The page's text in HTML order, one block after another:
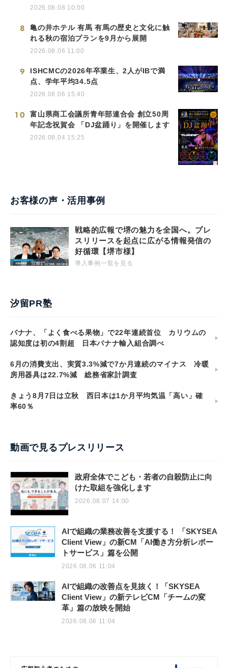
2026.08.08 10:00
8
亀の井ホテル 有馬 有馬の歴史と文化に触
れる秋の宿泊プランを9月から展開
2026.08.06 11:00
9
ISHCMCの2026年卒業生、2人がIBで満
点、学年平均34.5点
2026.08.06 15:40
10
富山県商工会議所青年部連合会 創立50周
年記念祝賀会 「DJ盆踊り」を開催します
2026.08.04 15:25
お客様の声・活用事例
戦略的広報で堺の魅力を全国へ。プレ
スリリースを起点に広がる情報発信の
好循環【堺市様】
導入事例一覧を見る
汐留PR塾
バナナ、「よく食べる果物」で22年連続首位 カリウムの
認知度は初の4割超 日本バナナ輸入組合調べ
6月の消費支出、実質3.3%減で7か月連続のマイナス 冷暖
房用器具は22.7%減 総務省家計調査
きょう8月7日は立秋 西日本は1か月平均気温「高い」確
率60％
動画で見るプレスリリース
政府全体でこども・若者の自殺防止に向
けた取組を強化します
2026.08.07 14:00
AIで組織の業務改善を支援する！ 「SKYSEA
Client View」の新CM「AI働き方分析レポー
トサービス」篇を公開
2026.08.06 11:04
AIで組織の改善点を見抜く！「SKYSEA
Client View」の新テレビCM「チームの変
革」篇の放映を開始
2026.08.06 11:04